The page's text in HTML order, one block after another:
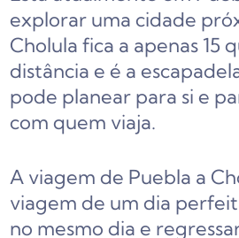
explorar uma cidade
Cholula fica a apenas 15
distância e é a
pode planear para si e
com quem viaja.
A viagem de Puebla a
viagem de um dia
no mesmo dia e